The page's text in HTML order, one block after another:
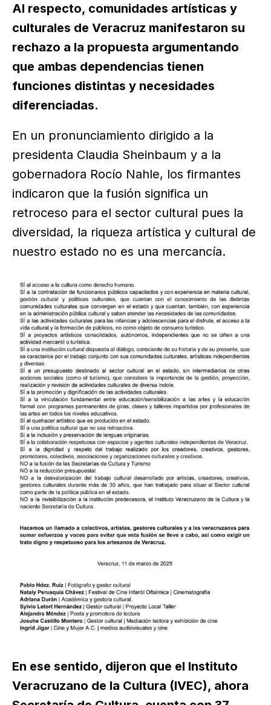
Al respecto, comunidades artísticas y
culturales de Veracruz manifestaron su
rechazo a la propuesta argumentando
que ambas dependencias tienen
funciones distintas y necesidades
diferenciadas.
En un pronunciamiento dirigido a la
presidenta Claudia Sheinbaum y a la
gobernadora Rocío Nahle, los firmantes
indicaron que la fusión significa un
retroceso para el sector cultural pues la
diversidad, la riqueza artística y cultural de
nuestro estado no es una mercancía.
En ese sentido, dijeron que el Instituto
Veracruzano de la Cultura (IVEC), ahora